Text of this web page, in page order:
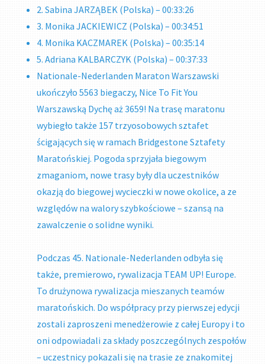
2. Sabina JARZĄBEK (Polska) – 00:33:26
3. Monika JACKIEWICZ (Polska) – 00:34:51
4. Monika KACZMAREK (Polska) – 00:35:14
5. Adriana KALBARCZYK (Polska) – 00:37:33
Nationale-Nederlanden Maraton Warszawski
ukończyło 5563 biegaczy, Nice To Fit You
Warszawską Dychę aż 3659! Na trasę maratonu
wybiegło także 157 trzyosobowych sztafet
ścigających się w ramach Bridgestone Sztafety
Maratońskiej. Pogoda sprzyjała biegowym
zmaganiom, nowe trasy były dla uczestników
okazją do biegowej wycieczki w nowe okolice, a ze
względów na walory szybkościowe – szansą na
zawalczenie o solidne wyniki.
Podczas 45. Nationale-Nederlanden odbyła się
także, premierowo, rywalizacja TEAM UP! Europe.
To drużynowa rywalizacja mieszanych teamów
maratońskich. Do współpracy przy pierwszej edycji
zostali zaproszeni menedżerowie z całej Europy i to
oni odpowiadali za składy poszczególnych zespołów
– uczestnicy pokazali się na trasie ze znakomitej